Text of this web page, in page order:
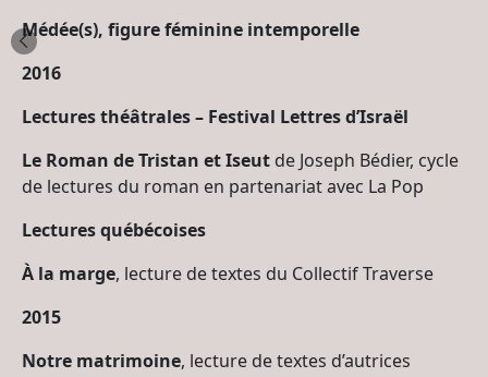
Médée(s), figure féminine intemporelle
2016
Lectures théâtrales – Festival Lettres d’Israël
Le Roman de Tristan et Iseut de Joseph Bédier, cycle
de lectures du roman en partenariat avec La Pop
Lectures québécoises
À la marge, lecture de textes du Collectif Traverse
2015
Notre matrimoine, lecture de textes d’autrices